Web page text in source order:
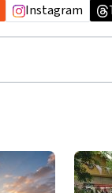
Instagram